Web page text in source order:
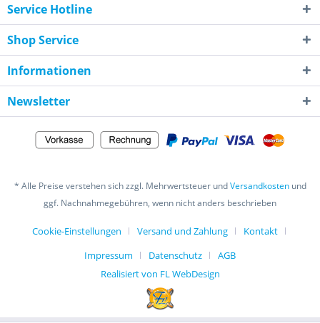
Service Hotline
Shop Service
Informationen
Newsletter
* Alle Preise verstehen sich zzgl. Mehrwertsteuer undVersandkostenund
ggf. Nachnahmegebühren, wenn nicht anders beschrieben
Cookie-Einstellungen Versand und Zahlung
Kontakt
Impressum
Datenschutz
AGB
Realisiert von FL WebDesign